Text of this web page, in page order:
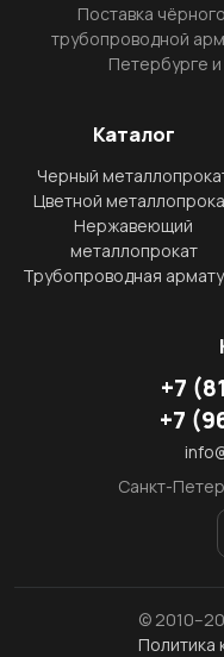
Поставка
трубопроводной
Петербурге
Каталог
Черный
Цветной
Нержавеющий
металлопрокат
Трубопроводная
+7
+7
Санкт-
©
Политика